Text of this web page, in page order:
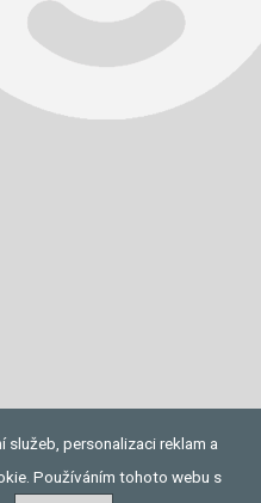
personalizaci reklam a
Používáním tohoto webu s